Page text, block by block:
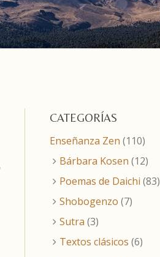
CATEGORÍAS
Enseñanza Zen (110)
Bárbara Kosen (12)
Poemas de Daichi (83)
Shobogenzo (7)
Sutra (3)
Textos clásicos (6)